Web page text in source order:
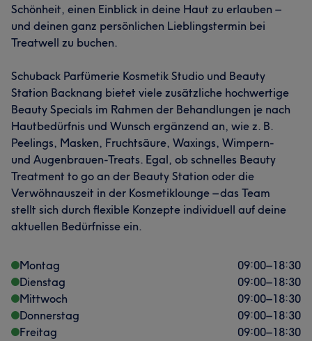
Schönheit, einen Einblick in deine Haut zu erlauben –
und deinen ganz persönlichen Lieblingstermin bei
Treatwell zu buchen.
Schuback Parfümerie Kosmetik Studio und Beauty
Station Backnang bietet viele zusätzliche hochwertige
Beauty Specials im Rahmen der Behandlungen je nach
Hautbedürfnis und Wunsch ergänzend an, wie z. B.
Peelings, Masken, Fruchtsäure, Waxings, Wimpern-
und Augenbrauen-Treats. Egal, ob schnelles Beauty
Treatment to go an der Beauty Station oder die
Verwöhnauszeit in der Kosmetiklounge – das Team
stellt sich durch flexible Konzepte individuell auf deine
aktuellen Bedürfnisse ein.
Montag 09:00–18:30
Dienstag
09:00–18:30
Mittwoch
09:00–18:30
Donnerstag
09:00–18:30
Freitag
09:00–18:30